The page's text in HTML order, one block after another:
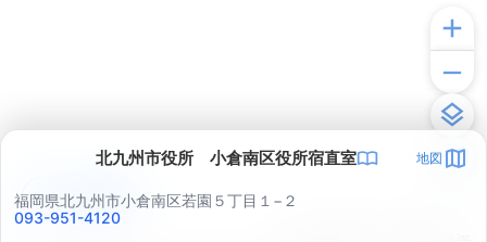
北九州市役所 小倉南区役所宿直室 地図
福岡県北九州市小倉南区若園５丁目１−２
093-951-4120
アプリで見る